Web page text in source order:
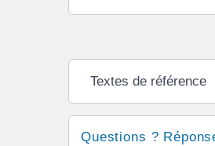
Textes de référence
Questions ?